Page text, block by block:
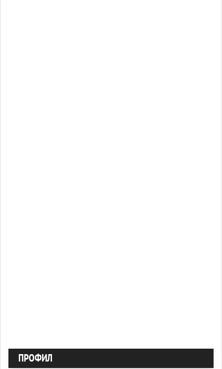
ПРОФИЛ